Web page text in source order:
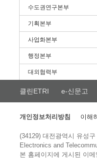
수도권연구본부
기획본부
사업화본부
행정본부
대외협력부
클린ETRI e-신문고
개인정보처리방침 이해
(34129) 대전광역시 유성
Electronics and
본 홈페이지에 게시된 이